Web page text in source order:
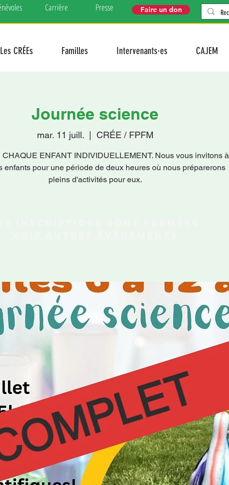
Carrière Presse Faire un don
Les CRÉEs Familles Intervenants·es CAJEM
Journée science
mar. 11 juill.
  |
CRÉE / FPFM
CHAQUE ENFANT INDIVIDUELLEMENT. Nous vous invitons à
enfants pour une période de deux heures où nous préparerons
pleins d'activités pour eux.